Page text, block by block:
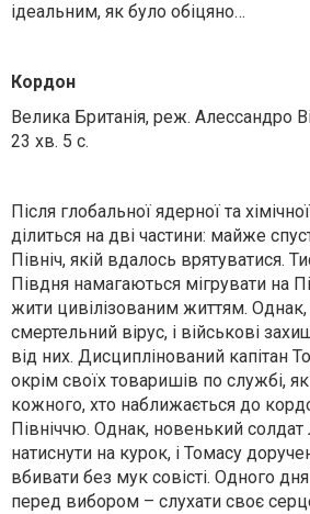
ідеальним, як було обіцяно…
Кордон
Велика Британія, реж. Алессандро
23 хв. 5 с.
Після глобальної ядерної та
ділиться на дві частини: майже
Північ, якій вдалось врятуватися.
Півдня намагаються мігрувати на
жити цивілізованим життям. Однак,
смертельний вірус, і військові
від них. Дисциплінований капітан
окрім своїх товаришів по службі,
кожного, хто наближається до
Північчю. Однак, новенький
натиснути на курок, і Томасу
вбивати без мук совісті. Одного
перед вибором – слухати своє